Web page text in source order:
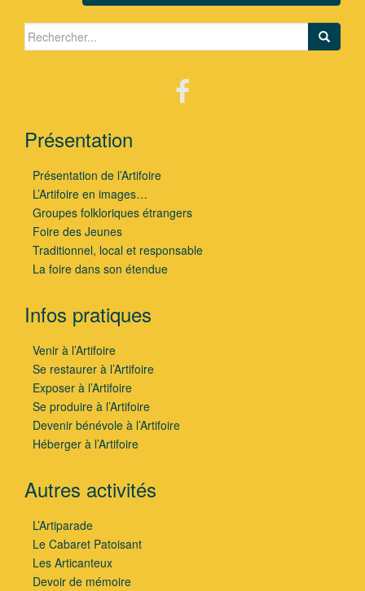
Search for:
Présentation
Présentation de l’Artifoire
L’Artifoire en images…
Groupes folkloriques étrangers
Foire des Jeunes
Traditionnel, local et responsable
La foire dans son étendue
Infos pratiques
Venir à l’Artifoire
Se restaurer à l’Artifoire
Exposer à l’Artifoire
Se produire à l’Artifoire
Devenir bénévole à l’Artifoire
Héberger à l’Artifoire
Autres activités
L’Artiparade
Le Cabaret Patoisant
Les Articanteux
Devoir de mémoire